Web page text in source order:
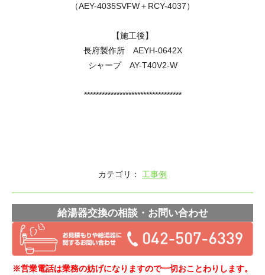
（AEY-4035SVFW＋RCY-4037）
【施工後】
長府製作所 AEYH-0642X
シャープ AY-T40V2-W
*********************************
カテゴリ： 工事例
給湯器交換の相談・お問い合わせ
※営業電話は業務の妨げになりますので一切おことわりします。